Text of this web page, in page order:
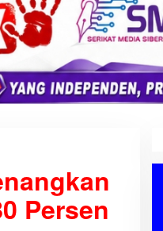
Persen